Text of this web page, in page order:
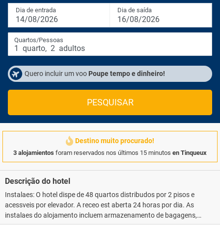
Dia de entrada
14/08/2026
Dia de saída
16/08/2026
Quartos/Pessoas
1 quarto, 2 adultos
Quero incluir um voo Poupe tempo e dinheiro!
PESQUISAR
Destino muito procurado!
3 alojamientos foram reservados nos últimos 15 minutos en Tinqueux
Descrição do hotel
Instalaes: O hotel dispe de 48 quartos distribudos por 2 pisos e
acessveis por elevador. A receo est aberta 24 horas por dia. As
instalaes do alojamento incluem armazenamento de bagagens,